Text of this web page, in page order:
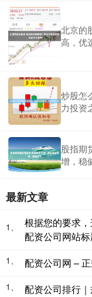
北京的
高，优
炒股怎
力投资
股指期
增，稳
最新文章
1、
根据您的要求
配资公司网站
1、 配资公司网 –
1、 配资公司排行